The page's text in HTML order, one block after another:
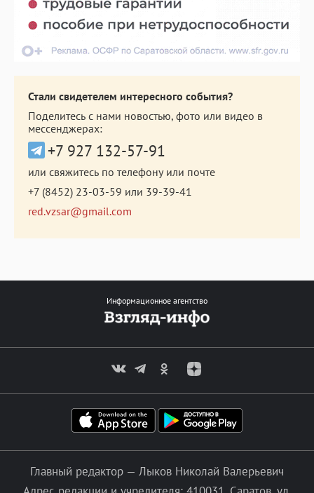
Стали свидетелем интересного события?
Поделитесь с нами новостью, фото или видео в
мессенджерах:
+7 927 132-57-91
или свяжитесь по телефону или почте
+7 (8452) 23-03-59 или 39-39-41
red.vzsar@gmail.com
Информационное агентство
Главный редактор — Лыков Николай Валерьевич